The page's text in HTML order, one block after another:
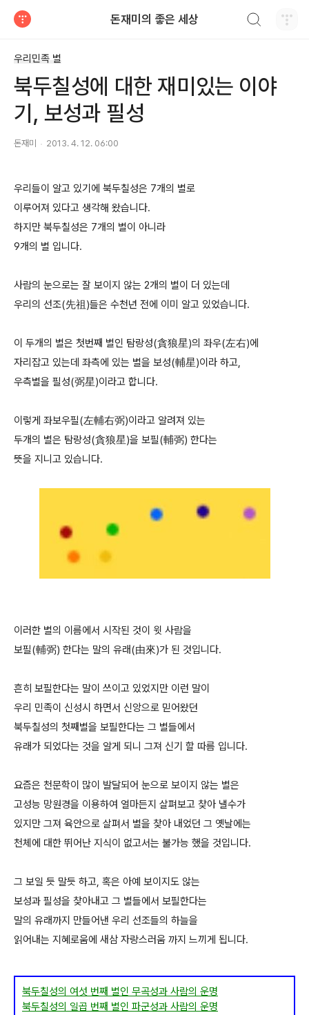
돈재미의 좋은 세상
우리민족 별
북두칠성에 대한 재미있는 이야
기, 보성과 필성
돈재미 2013. 4. 12. 06:00
우리들이 알고 있기에 북두칠성은 7개의 별로
이루어져 있다고 생각해 왔습니다.
하지만 북두칠성은 7개의 별이 아니라
9개의 별 입니다.
사람의 눈으로는 잘 보이지 않는 2개의 별이 더 있는데
우리의 선조(先祖)들은 수천년 전에 이미 알고 있었습니다.
이 두개의 별은 첫번째 별인 탐랑성(貪狼星)의 좌우(左右)에
자리잡고 있는데 좌측에 있는 별을 보성(輔星)이라 하고,
우측별을 필성(弼星)이라고 합니다.
이렇게 좌보우필(左輔右弼)이라고 알려져 있는
두개의 별은 탐랑성(貪狼星)을 보필(輔弼) 한다는
뜻을 지니고 있습니다.
이러한 별의 이름에서 시작된 것이 윗 사람을
보필(輔弼) 한다는 말의 유래(由來)가 된 것입니다.
흔히 보필한다는 말이 쓰이고 있었지만 이런 말이
우리 민족이 신성시 하면서 신앙으로 믿어왔던
북두칠성의 첫째별을 보필한다는 그 별들에서
유래가 되었다는 것을 알게 되니 그져 신기 할 따름 입니다.
요즘은 천문학이 많이 발달되어 눈으로 보이지 않는 별은
고성능 망원경을 이용하여 얼마든지 살펴보고 찾아 낼수가
있지만 그져 육안으로 살펴서 별을 찾아 내었던 그 옛날에는
천체에 대한 뛰어난 지식이 없고서는 불가능 했을 것입니다.
그 보일 듯 말듯 하고, 혹은 아예 보이지도 않는
보성과 필성을 찾아내고 그 별들에서 보필한다는
말의 유래까지 만들어낸 우리 선조들의 하늘을
읽어내는 지혜로움에 새삼 자랑스러움 까지 느끼게 됩니다.
북두칠성의 여섯 번째 별인 무곡성과 사람의 운명
북두칠성의 일곱 번째 별인 파군성과 사람의 운명